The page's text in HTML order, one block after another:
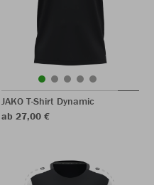
JAKO T-Shirt Dynamic
ab 27,00 €